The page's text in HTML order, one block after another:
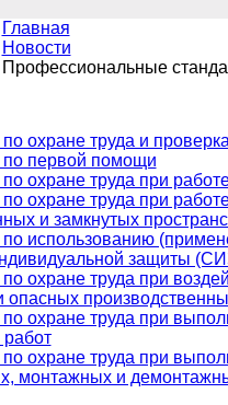
Главная
Новости
Профессиональные
охране труда и
первой помощи
охране труда при
охране труда при
и замкнутых
использованию
защиты
охране труда при
опасных
охране труда при
охране труда при
монтажных и